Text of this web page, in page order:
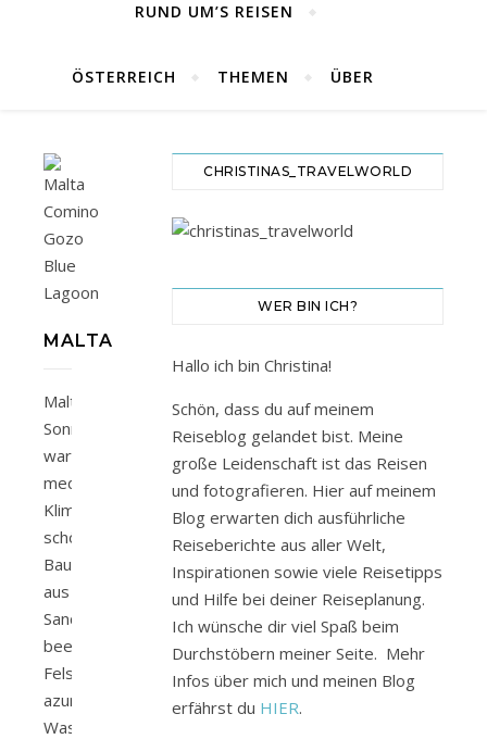
RUND UM’S REISEN
ÖSTERREICH THEMEN ÜBER
MALTA
Malta.
Sonne,
warmes
mediterranes
Klima,
schöne
Bauten
aus
Sandstein,
beeindruckende
Felsklippen,
azurblaues
Wasser,
CHRISTINAS_TRAVELWORLD
WER BIN ICH?
Hallo ich bin Christina!
Schön, dass du auf meinem
Reiseblog gelandet bist. Meine
große Leidenschaft ist das Reisen
und fotografieren. Hier auf meinem
Blog erwarten dich ausführliche
Reiseberichte aus aller Welt,
Inspirationen sowie viele Reisetipps
und Hilfe bei deiner Reiseplanung.
Ich wünsche dir viel Spaß beim
Durchstöbern meiner Seite. Mehr
Infos über mich und meinen Blog
erfährst du HIER.